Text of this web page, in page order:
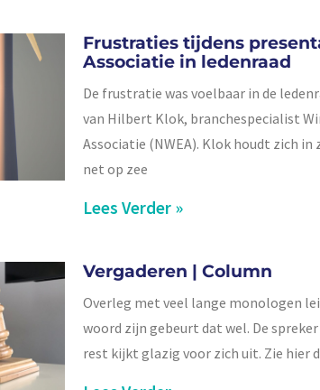
Frustraties tijdens
Associatie in ledenraad
De frustratie was voelbaar in de
van Hilbert Klok, branchespecialist
Associatie (NWEA). Klok houdt zich
net op zee
Lees Verder »
Vergaderen | Column
Overleg met veel lange monologen
woord zijn gebeurt dat wel. De
rest kijkt glazig voor zich uit. Zie hier